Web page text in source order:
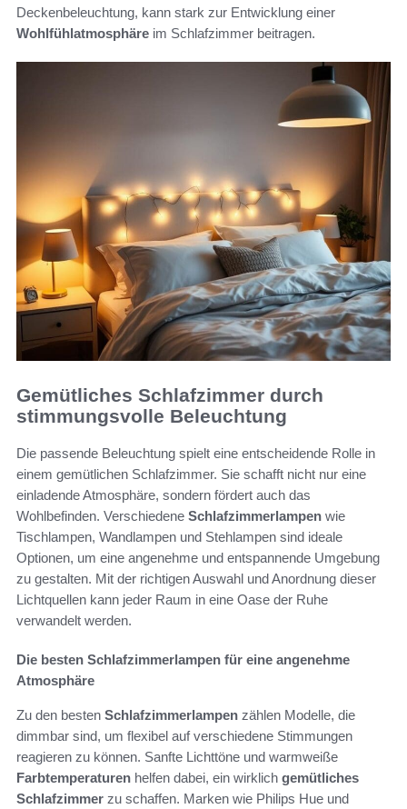
Deckenbeleuchtung, kann stark zur Entwicklung einer
Wohlfühlatmosphäre im Schlafzimmer beitragen.
Gemütliches Schlafzimmer durch
stimmungsvolle Beleuchtung
Die passende Beleuchtung spielt eine entscheidende Rolle in
einem gemütlichen Schlafzimmer. Sie schafft nicht nur eine
einladende Atmosphäre, sondern fördert auch das
Wohlbefinden. Verschiedene Schlafzimmerlampen wie
Tischlampen, Wandlampen und Stehlampen sind ideale
Optionen, um eine angenehme und entspannende Umgebung
zu gestalten. Mit der richtigen Auswahl und Anordnung dieser
Lichtquellen kann jeder Raum in eine Oase der Ruhe
verwandelt werden.
Die besten Schlafzimmerlampen für eine angenehme
Atmosphäre
Zu den besten Schlafzimmerlampen zählen Modelle, die
dimmbar sind, um flexibel auf verschiedene Stimmungen
reagieren zu können. Sanfte Lichttöne und warmweiße
Farbtemperaturen helfen dabei, ein wirklich gemütliches
Schlafzimmer zu schaffen. Marken wie Philips Hue und